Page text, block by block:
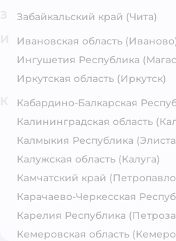
Забайкальский край (Чита)
Ивановская область
Ингушетия Республика
Иркутская область (Иркутск)
Кабардино-Балкарская
Калининградская область
Калмыкия Республика
Калужская область (Калуга)
Камчатский край
Карачаево-Черкесская
Карелия Республика
Кемеровская область